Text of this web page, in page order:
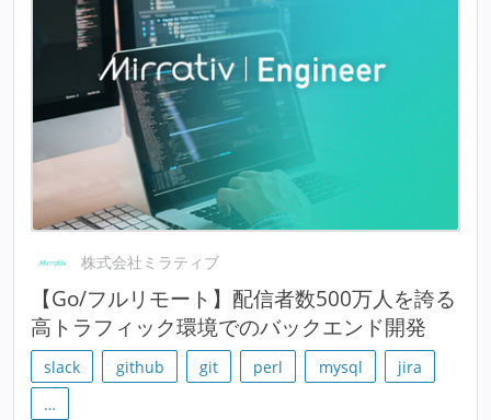
株式会社ミラティブ
【Go/フルリモート】配信者数500万人を誇る
高トラフィック環境でのバックエンド開発
slack github git perl mysql
jira
…